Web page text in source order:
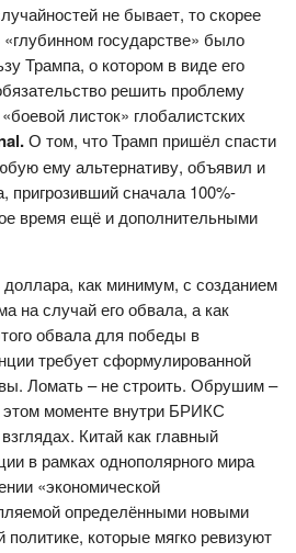
не бывает, то скорее
государстве» было
Трампа, о котором в виде его
решить проблему
листок» глобалистских
О том, что Трамп пришёл спасти
ему альтернативу, объявил и
пригрозивший сначала 100%-
время ещё и дополнительными
как минимум, с созданием
на случай его обвала, а как
обвала для победы в
требует сформулированной
Ломать – не строить. Обрушим –
моменте внутри БРИКС
Китай как главный
в рамках однополярного мира
«экономической
определёнными новыми
политике, которые мягко ревизуют